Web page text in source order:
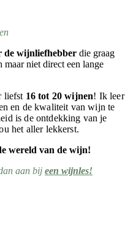
de wijnliefhebber die graag
niet direct een lange
liefst 16 tot 20 wijnen! Ik leer
en de kwaliteit van wijn te
is de ontdekking van je
het aller lekkerst.
wereld van de wijn!
aan bij een wijnles!